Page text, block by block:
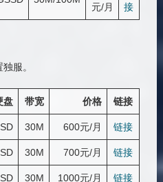
元/月
接
服。
盘 带宽 价格 链接
30M 600元/月 链接
30M 700元/月 链接
30M 1000元/月 链接